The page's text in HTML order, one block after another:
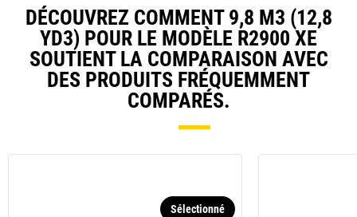
DÉCOUVREZ COMMENT 9,8 M3 (12,8
YD3) POUR LE MODÈLE R2900 XE
SOUTIENT LA COMPARAISON AVEC
DES PRODUITS FRÉQUEMMENT
COMPARÉS.
Sélectionné